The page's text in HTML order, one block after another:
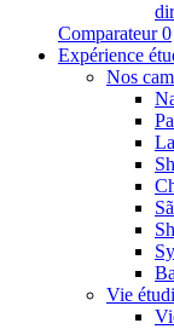
Comparateur 0
Expérience
Nos
Vie